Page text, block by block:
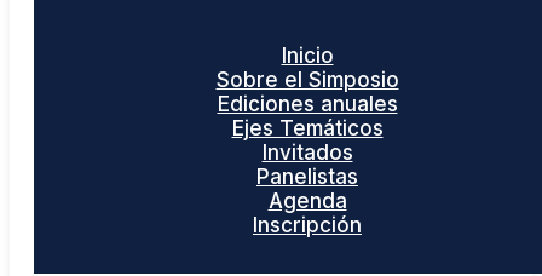
Inicio
Sobre el Simposio
Ediciones anuales
Ejes Temáticos
Invitados
Panelistas
Agenda
Inscripción